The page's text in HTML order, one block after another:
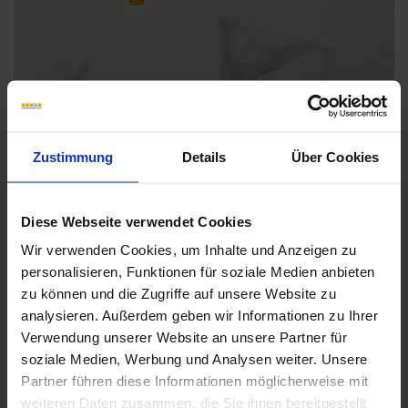
Zustimmung Details Über Cookies
Diese Webseite verwendet Cookies
Wir verwenden Cookies, um Inhalte und Anzeigen zu
personalisieren, Funktionen für soziale Medien anbieten
zu können und die Zugriffe auf unsere Website zu
analysieren. Außerdem geben wir Informationen zu Ihrer
Verwendung unserer Website an unsere Partner für
soziale Medien, Werbung und Analysen weiter. Unsere
Partner führen diese Informationen möglicherweise mit
weiteren Daten zusammen, die Sie ihnen bereitgestellt
Weitere Serien von Sant Agostino
Fliesenkleber
Showroom Showroom